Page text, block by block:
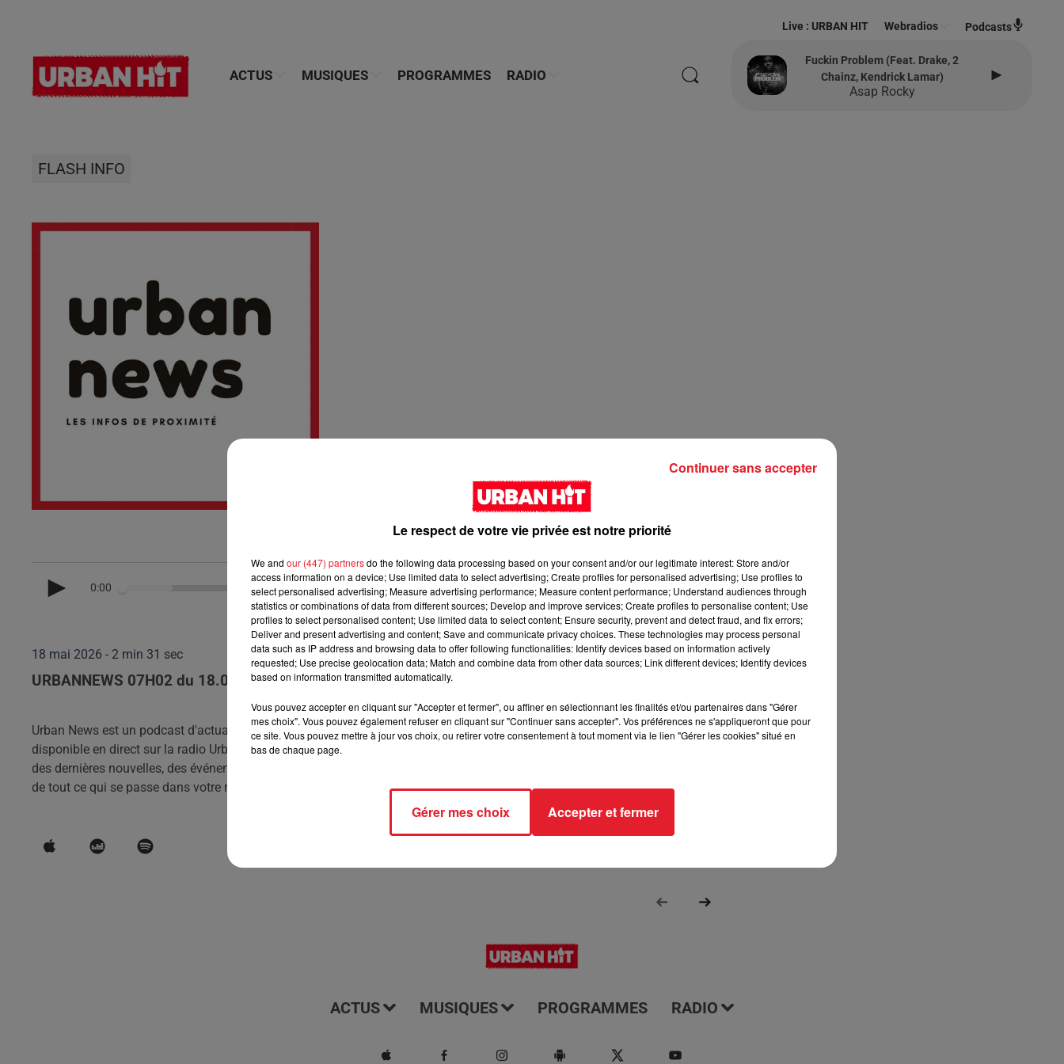
ACTUS MUSIQUES PROGRAMMES RADIO
Live : URBAN HIT Webradios Podcasts
Fuckin Problem (feat. Drake, 2
Chainz, Kendrick Lamar)
Asap Rocky
FLASH INFO
0:00 2 min 31 sec
18 mai 2026 - 2 min 31 sec
URBANNEWS 07H02 du 18.05.2026
Urban News est un podcast d'actualités qui vous tient informé de tout ce qui se passe dans les départements 77 et 93. Il est
disponible en direct sur la radio Urban hit et en podcast tous les jours à 7h15. Il vous offre une couverture complète et à jour
des dernières nouvelles, des événements et des tendances de ces régions. Écoutez-le pour rester informé et être au courant
de tout ce qui se passe dans votre région.
ACTUS MUSIQUES PROGRAMMES RADIO
Le respect de votre vie privée est notre priorité
We and our (447) partnersdo the following data processing based on your consent and/or our legitimate interest: Store and/or
access information on a device; Use limited data to select advertising; Create profiles for personalised advertising; Use profiles to
select personalised advertising; Measure advertising performance; Measure content performance; Understand audiences through
statistics or combinations of data from different sources; Develop and improve services; Create profiles to personalise content; Use
profiles to select personalised content; Use limited data to select content; Ensure security, prevent and detect fraud, and fix errors;
Deliver and present advertising and content; Save and communicate privacy choices. These technologies may process personal
data such as IP address and browsing data to offer following functionalities: Identify devices based on information actively
requested; Use precise geolocation data; Match and combine data from other data sources; Link different devices; Identify devices
based on information transmitted automatically.
Vous pouvez accepter en cliquant sur "Accepter et fermer", ou affiner en sélectionnant les finalités et/ou partenaires dans "Gérer
mes choix". Vous pouvez également refuser en cliquant sur "Continuer sans accepter". Vos préférences ne s'appliqueront que pour
ce site. Vous pouvez mettre à jour vos choix, ou retirer votre consentement à tout moment via le lien "Gérer les cookies" situé en
bas de chaque page.
Gérer mes choix Accepter et fermer
Continuer sans accepter